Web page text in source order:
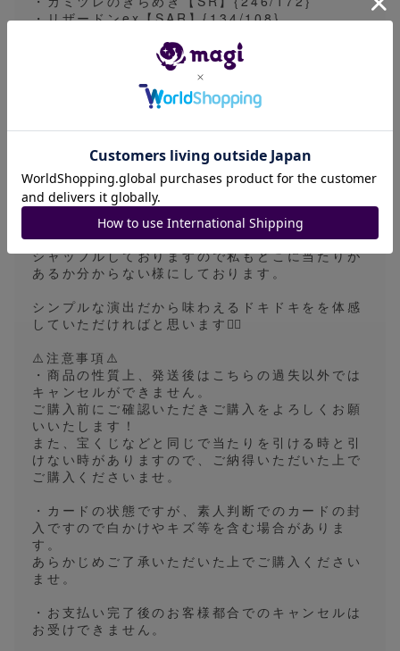
・リザードンex【SAR】{134/108}
・エーフィV(SA)【SR】{081/069}
・ニンフィアV(SA)【SR】{083/069}
・シャワーズV(SA)【SR】{075/069}
・販売価格2000円前後のシングルカード
🥶ハズレ🥶
・SR以上1枚（HR.UR.SAR.CSR含む）
🚨 エネルギーカードは含まれておりません🚨
全て2枚重ねにしてスリーブに入れた後
シャッフルしておりますので私もどこに当たりが
あるか分からない様にしております。
シンプルな演出だから味わえるドキドキをを体感
していただければと思います🙇‍♂️
⚠️注意事項⚠️
・商品の性質上、発送後はこちらの過失以外では
キャンセルができません。
ご購入前にご確認いただきご購入をよろしくお願
いいたします！
また、宝くじなどと同じで当たりを引ける時と引
けない時がありますので、ご納得いただいた上で
ご購入くださいませ。
・カードの状態ですが、素人判断でのカードの封
入ですので白かけやキズ等を含む場合がありま
す。
あらかじめご了承いただいた上でご購入ください
ませ。
・お支払い完了後のお客様都合でのキャンセルは
お受けできません。